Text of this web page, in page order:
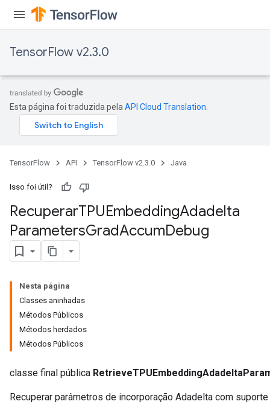
TensorFlow v2.3.0
Esta página foi traduzida pela API Cloud Translation
TensorFlow API TensorFlow v2.3.0 Java
Isso foi útil?
RecuperarTPUEmbeddingAdadelta
ParametersGradAccumDebug
Nesta página
Classes aninhadas
Métodos Públicos
Métodos herdados
Métodos Públicos
classe final pública
Recuperar parâmetros de incorporação Adadelta com suporte